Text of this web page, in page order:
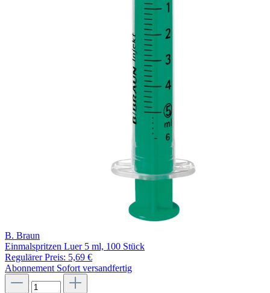
B. Braun
Einmalspritzen Luer 5 ml, 100 Stück
Regulärer Preis: 5,69 €
Abonnement Sofort versandfertig